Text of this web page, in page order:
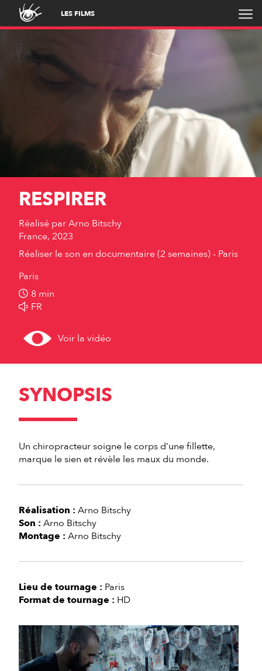
LES FILMS
RESPIRER
Réalisé parArno Bitschy
France, 2023
Réaliser le son en documentaire (2 semaines) - Paris
Paris
8 min
FR
Voir la vidéo
SYNOPSIS
Un chiropracteur soigne le corps d’une fillette,
marque le sien et révèle les maux du monde.
Réalisation : Arno Bitschy
Son : Arno Bitschy
Montage : Arno Bitschy
Lieu de tournage : Paris
Format de tournage : HD